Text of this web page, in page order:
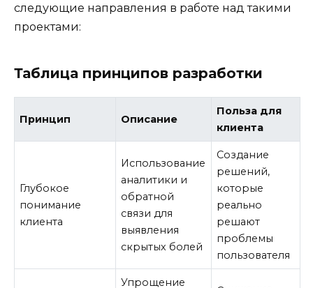
следующие направления в работе над такими
проектами:
Таблица принципов разработки
Принцип Описание
Польза для
клиента
Глубокое
понимание
клиента
Использование
аналитики и
обратной
связи для
выявления
скрытых болей
Создание
решений,
которые
реально
решают
проблемы
пользователя
Упрощение